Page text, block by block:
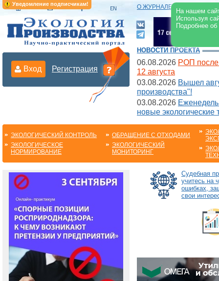
Уведомление подписчикам!
На нашем
Используя
Подробнее
О ЖУРНАЛЕ |
Вход Регистрация
НОВОСТИ ПРОЕКТА
06.08.2026 РОП после
12 августа
03.08.2026 Вышел
производства"!
03.08.2026
новые экологические
ЭКОЛОГИЧЕСКИЙ КОНТРОЛЬ
ЭКОЛОГИЧЕСКОЕ
НОРМИРОВАНИЕ
ОБРАЩЕНИЕ С ОТХОДАМИ
ЭКОЛОГИЧЕСКИЙ
МОНИТОРИНГ
Судебная
учитесь на
ошибках,
свои